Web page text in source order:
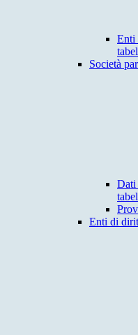
Enti
Società
Dati
Enti di